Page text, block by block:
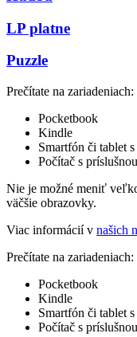
LP platne
Puzzle
Prečítate na zariadeniach:
Pocketbook
Kindle
Smartfón či tablet
Počítač s
Nie je možné meniť
väčšie obrazovky.
Viac informácií v našich
Prečítate na zariadeniach:
Pocketbook
Kindle
Smartfón či tablet
Počítač s